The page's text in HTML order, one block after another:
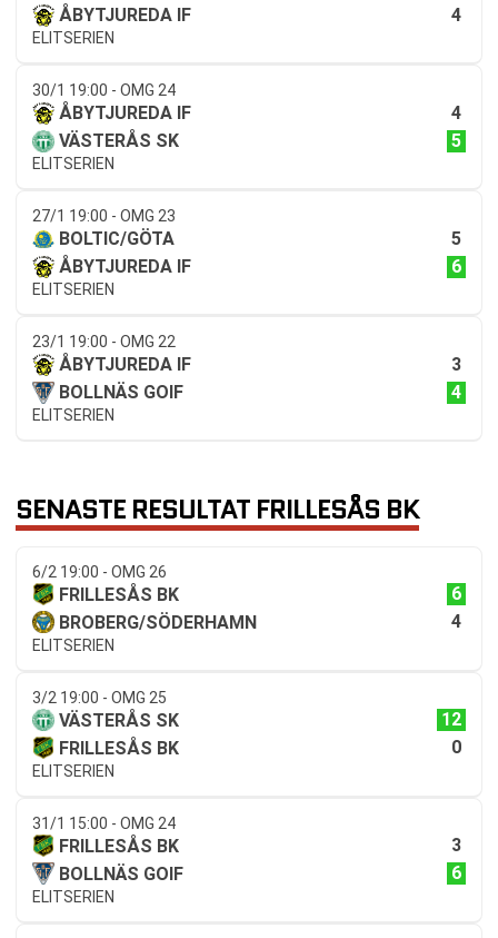
ÅBYTJUREDA IF
4
ELITSERIEN
30/1 19:00 - OMG 24
ÅBYTJUREDA IF
4
VÄSTERÅS SK
5
ELITSERIEN
27/1 19:00 - OMG 23
BOLTIC/GÖTA
5
ÅBYTJUREDA IF
6
ELITSERIEN
23/1 19:00 - OMG 22
ÅBYTJUREDA IF
3
BOLLNÄS GOIF
4
ELITSERIEN
SENASTE RESULTAT FRILLESÅS BK
6/2 19:00 - OMG 26
FRILLESÅS BK
6
BROBERG/SÖDERHAMN
4
ELITSERIEN
3/2 19:00 - OMG 25
VÄSTERÅS SK
12
FRILLESÅS BK
0
ELITSERIEN
31/1 15:00 - OMG 24
FRILLESÅS BK
3
BOLLNÄS GOIF
6
ELITSERIEN